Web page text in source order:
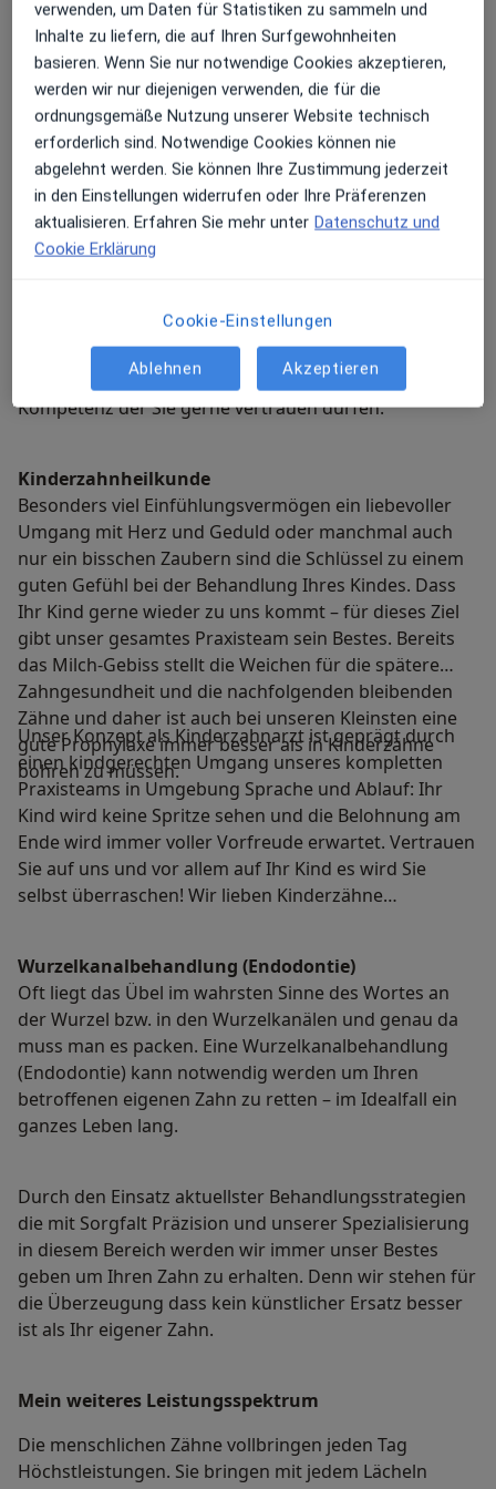
Ästhetische Zahnheilkunde
Lächeln wird jedem Menschen von Geburt an
mitgegeben man muss es nicht lernen! Das sollte man
auf keinen Fall wieder verlernen und darum sollte man
seine Zähne auch nicht dem Zufall überlassen. Lachen
und Zähne zeigen ist doch eine der schönsten Arten
Gefühle zu zeigen!? Es gibt so viele Möglichkeiten Ihr
persönliches Wunschergebnis zu erzielen: Sei es durch
ein Bleaching, Veneers, Keramikrestaurationen,
Ihr herzlichstes und unbeschwertes Lächeln
Zusatzausbildung ganz besonders gewidmet und den
Tätigkeitsschwerpunkt für Ästhetische Zahnheilkunde
bei der Akademie für Praxis und Wissenschaft erlangt.
Kompetenz der Sie gerne vertrauen dürfen.
Kinderzahnheilkunde
Besonders viel Einfühlungsvermögen ein liebevoller
Umgang mit Herz und Geduld oder manchmal auch
nur ein bisschen Zaubern sind die Schlüssel zu einem
guten Gefühl bei der Behandlung Ihres Kindes. Dass
Ihr Kind gerne wieder zu uns kommt – für dieses Ziel
gibt unser gesamtes Praxisteam sein Bestes. Bereits
das Milch-Gebiss stellt die Weichen für die spätere
Zahngesundheit und die nachfolgenden bleibenden
Zähne und daher ist auch bei unseren Kleinsten eine
gute Prophylaxe immer besser als in Kinderzähne
bohren zu müssen.
Unser Konzept als Kinderzahnarzt ist geprägt durch
einen kindgerechten Umgang unseres kompletten
Praxisteams in Umgebung Sprache und Ablauf: Ihr
Kind wird keine Spritze sehen und die Belohnung am
Ende wird immer voller Vorfreude erwartet. Vertrauen
Sie auf uns und vor allem auf Ihr Kind es wird Sie
selbst überraschen! Wir lieben Kinderzähne…
Wurzelkanalbehandlung (Endodontie)
Oft liegt das Übel im wahrsten Sinne des Wortes an
der Wurzel bzw. in den Wurzelkanälen und genau da
muss man es packen. Eine Wurzelkanalbehandlung
(Endodontie) kann notwendig werden um Ihren
betroffenen eigenen Zahn zu retten – im Idealfall ein
ganzes Leben lang.
Durch den Einsatz aktuellster Behandlungsstrategien
die mit Sorgfalt Präzision und unserer Spezialisierung
in diesem Bereich werden wir immer unser Bestes
geben um Ihren Zahn zu erhalten. Denn wir stehen für
die Überzeugung dass kein künstlicher Ersatz besser
ist als Ihr eigener Zahn.
Mein weiteres Leistungs­spektrum
Die menschlichen Zähne vollbringen jeden Tag
Höchstleistungen. Sie bringen mit jedem Lächeln
verwenden, um Daten für Statistiken zu sammeln und
Inhalte zu liefern, die auf Ihren Surfgewohnheiten
basieren. Wenn Sie nur notwendige Cookies akzeptieren,
werden wir nur diejenigen verwenden, die für die
ordnungsgemäße Nutzung unserer Website technisch
erforderlich sind. Notwendige Cookies können nie
abgelehnt werden. Sie können Ihre Zustimmung jederzeit
in den Einstellungen widerrufen oder Ihre Präferenzen
aktualisieren. Erfahren Sie mehr unter Datenschutz und
Cookie Erklärung
Cookie-Einstellungen
Ablehnen Akzeptieren